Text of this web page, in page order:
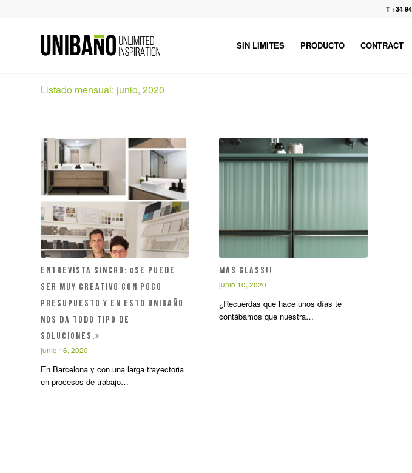
T +34
SIN LIMITES PRODUCTO CONTRACT
Listado mensual: junio, 2020
ENTREVISTA SINCRO: «Se puede
ser muy creativo con poco
presupuesto y en esto Unibaño
nos da todo tipo de
soluciones.»
junio 16, 2020
En Barcelona y con una larga trayectoria
en procesos de trabajo…
MÁS GLASS!!
junio 10, 2020
¿Recuerdas que hace unos días te
contábamos que nuestra…